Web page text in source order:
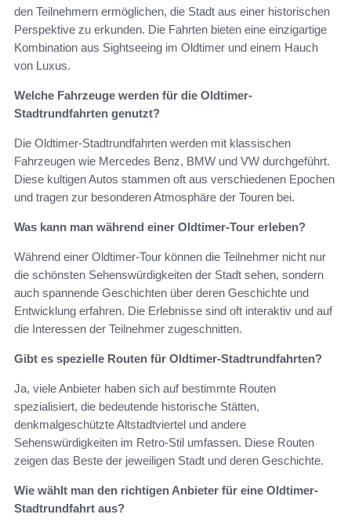
den Teilnehmern ermöglichen, die Stadt aus einer historischen
Perspektive zu erkunden. Die Fahrten bieten eine einzigartige
Kombination aus Sightseeing im Oldtimer und einem Hauch
von Luxus.
Welche Fahrzeuge werden für die Oldtimer-
Stadtrundfahrten genutzt?
Die Oldtimer-Stadtrundfahrten werden mit klassischen
Fahrzeugen wie Mercedes Benz, BMW und VW durchgeführt.
Diese kultigen Autos stammen oft aus verschiedenen Epochen
und tragen zur besonderen Atmosphäre der Touren bei.
Was kann man während einer Oldtimer-Tour erleben?
Während einer Oldtimer-Tour können die Teilnehmer nicht nur
die schönsten Sehenswürdigkeiten der Stadt sehen, sondern
auch spannende Geschichten über deren Geschichte und
Entwicklung erfahren. Die Erlebnisse sind oft interaktiv und auf
die Interessen der Teilnehmer zugeschnitten.
Gibt es spezielle Routen für Oldtimer-Stadtrundfahrten?
Ja, viele Anbieter haben sich auf bestimmte Routen
spezialisiert, die bedeutende historische Stätten,
denkmalgeschützte Altstadtviertel und andere
Sehenswürdigkeiten im Retro-Stil umfassen. Diese Routen
zeigen das Beste der jeweiligen Stadt und deren Geschichte.
Wie wählt man den richtigen Anbieter für eine Oldtimer-
Stadtrundfahrt aus?